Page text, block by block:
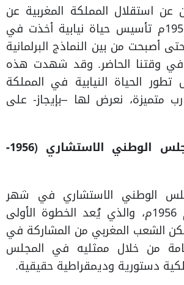
عن استقلال المملكة المغربية عن
فرنسا في عام 1956م تأسيس حياة نيابية أخذت في
أصبحت من بين النماذج البرلمانية
في وقتنا الحاضر. وقد شهدت هذه
تطور الحياة النيابية في المملكة
متميزة، نعرض لها –بإيجاز- على
أولاً: تجربة المجلس الوطني الاستشاري (1956-
الوطني الاستشاري في شهر
أغسطس من عام 1956م، والذي يُعد الخطوة الأولى
الشعب المغربي من المشاركة في
من خلال ممثليه في المجلس
دستورية وديمقراطية حقيقية.